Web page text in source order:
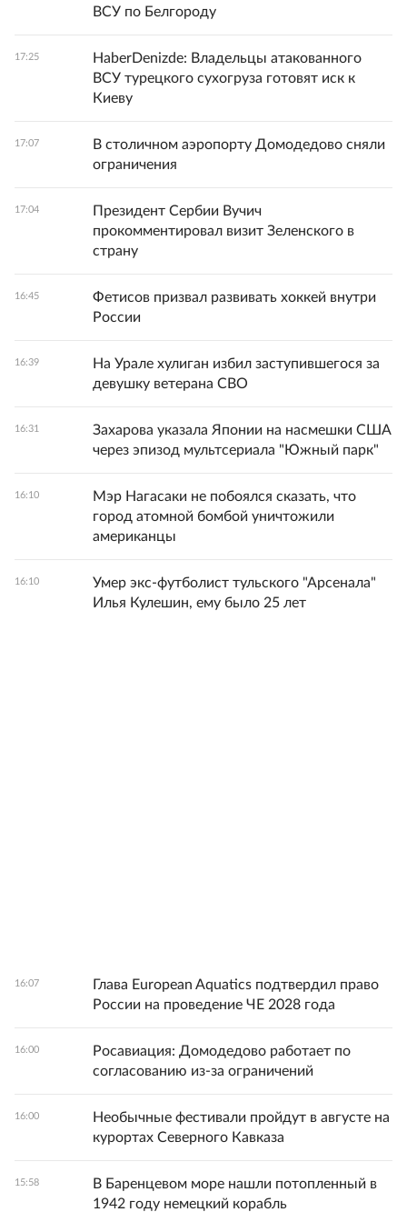
ВСУ по Белгороду
17:25
HaberDenizde: Владельцы атакованного
ВСУ турецкого сухогруза готовят иск к
Киеву
17:07
В столичном аэропорту Домодедово сняли
ограничения
17:04
Президент Сербии Вучич
прокомментировал визит Зеленского в
страну
16:45
Фетисов призвал развивать хоккей внутри
России
16:39
На Урале хулиган избил заступившегося за
девушку ветерана СВО
16:31
Захарова указала Японии на насмешки США
через эпизод мультсериала "Южный парк"
16:10
Мэр Нагасаки не побоялся сказать, что
город атомной бомбой уничтожили
американцы
16:10
Умер экс-футболист тульского "Арсенала"
Илья Кулешин, ему было 25 лет
16:07
Глава European Aquatics подтвердил право
России на проведение ЧЕ 2028 года
16:00
Росавиация: Домодедово работает по
согласованию из-за ограничений
16:00
Необычные фестивали пройдут в августе на
курортах Северного Кавказа
15:58
В Баренцевом море нашли потопленный в
1942 году немецкий корабль